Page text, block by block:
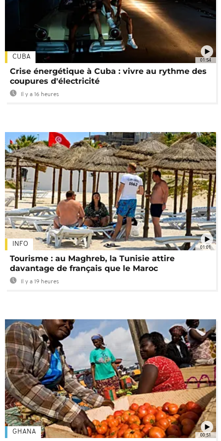
01:54
CUBA
Crise énergétique à Cuba : vivre au rythme des
coupures d'électricité
Il y a 16 heures
01:01
INFO
Tourisme : au Maghreb, la Tunisie attire
davantage de français que le Maroc
Il y a 19 heures
00:51
GHANA